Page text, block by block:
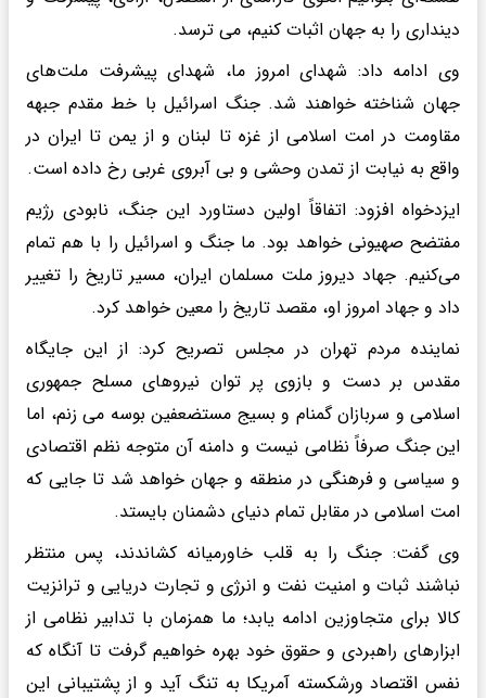
دینداری را به جهان اثبات کنیم، می ترسد.
وی ادامه داد: شهدای امروز ما، شهدای پیشرفت ملت‌های
جهان شناخته خواهند شد. جنگ اسرائیل با خط مقدم جبهه
مقاومت در امت اسلامی از غزه تا لبنان و از یمن تا ایران در
واقع به نیابت از تمدن وحشی و بی آبروی غربی رخ داده است.
ایزدخواه افزود: اتفاقاً اولین دستاورد این جنگ، نابودی رژیم
مفتضح صهیونی خواهد بود. ما جنگ و اسرائیل را با هم تمام
می‌کنیم. جهاد دیروز ملت مسلمان ایران، مسیر تاریخ را تغییر
داد و جهاد امروز او، مقصد تاریخ را معین خواهد کرد.
نماینده مردم تهران در مجلس تصریح کرد: از این جایگاه
مقدس بر دست و بازوی پر توان نیروهای مسلح جمهوری
اسلامی و سربازان گمنام و بسیج مستضعفین بوسه می زنم، اما
این جنگ صرفاً نظامی نیست و دامنه آن متوجه نظم اقتصادی
و سیاسی و فرهنگی در منطقه و جهان خواهد شد تا جایی که
امت اسلامی در مقابل تمام دنیای دشمنان بایستد.
وی گفت: جنگ را به قلب خاورمیانه کشاندند، پس منتظر
نباشند ثبات و امنیت نفت و انرژی و تجارت دریایی و ترانزیت
کالا برای متجاوزین ادامه یابد؛ ما همزمان با تدابیر نظامی از
ابزارهای راهبردی و حقوق خود بهره خواهیم گرفت تا آنگاه که
نفس اقتصاد ورشکسته آمریکا به تنگ آید و از پشتیبانی این